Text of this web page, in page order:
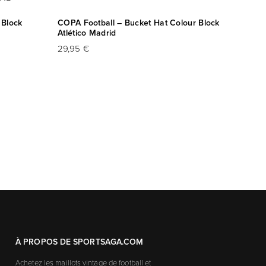
COPA Football – Bucket Hat Colour Block
Atlético Madrid
29,95 €
À PROPOS DE SPORTSAGA.COM
Achetez les maillots vintage de football et